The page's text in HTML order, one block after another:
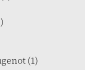
(1)